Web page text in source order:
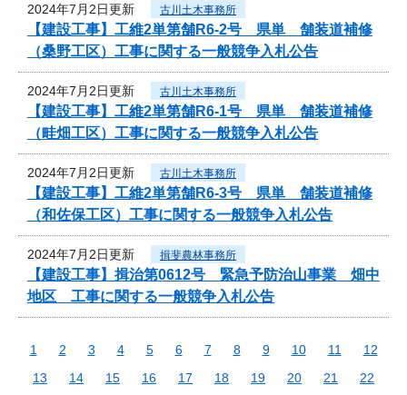
2024年7月2日更新 古川土木事務所
【建設工事】工維2単第舗R6-2号 県単 舗装道補修
（桑野工区）工事に関する一般競争入札公告
2024年7月2日更新 古川土木事務所
【建設工事】工維2単第舗R6-1号 県単 舗装道補修
（畦畑工区）工事に関する一般競争入札公告
2024年7月2日更新 古川土木事務所
【建設工事】工維2単第舗R6-3号 県単 舗装道補修
（和佐保工区）工事に関する一般競争入札公告
2024年7月2日更新 揖斐農林事務所
【建設工事】揖治第0612号 緊急予防治山事業 畑中
地区 工事に関する一般競争入札公告
1 2 3 4 5 6 7 8 9 10 11
12
13
14 15 16 17 18 19 20 21
22